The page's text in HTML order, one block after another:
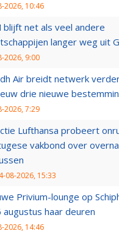
2026, 10:46
blijft net als veel andere
langer weg uit
2026, 9:00
Air breidt netwerk
drie nieuwe
2026, 7:29
Lufthansa probeert
vakbond over
08-2026, 15:33
Privium-lounge op
augustus haar deuren
2026, 14:46